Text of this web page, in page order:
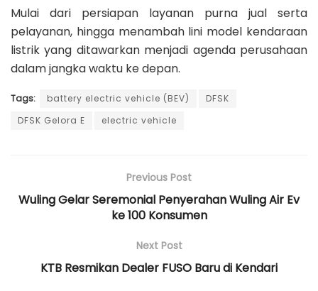
Mulai dari persiapan layanan purna jual serta
pelayanan, hingga menambah lini model kendaraan
listrik yang ditawarkan menjadi agenda perusahaan
dalam jangka waktu ke depan.
Tags: battery electric vehicle (BEV)
DFSK
DFSK Gelora E
electric vehicle
Previous Post
Wuling Gelar Seremonial Penyerahan Wuling Air Ev
ke 100 Konsumen
Next Post
KTB Resmikan Dealer FUSO Baru di Kendari